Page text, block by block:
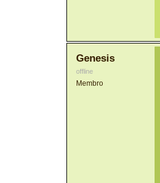
Genesis
offline
Membro